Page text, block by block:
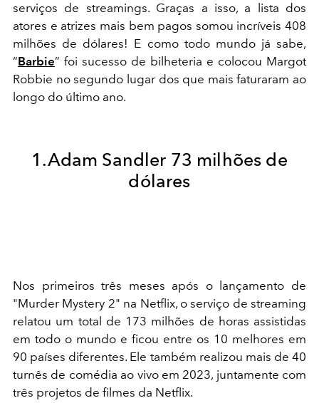
serviços de streamings. Graças a isso, a lista dos
atores e atrizes mais bem pagos somou incríveis 408
milhões de dólares! E como todo mundo já sabe,
“Barbie” foi sucesso de bilheteria e colocou Margot
Robbie no segundo lugar dos que mais faturaram ao
longo do último ano.
1.Adam Sandler 73 milhões de
dólares
Nos primeiros três meses após o lançamento de
"Murder Mystery 2" na Netflix, o serviço de streaming
relatou um total de 173 milhões de horas assistidas
em todo o mundo e ficou entre os 10 melhores em
90 países diferentes. Ele também realizou mais de 40
turnês de comédia ao vivo em 2023, juntamente com
três projetos de filmes da Netflix.